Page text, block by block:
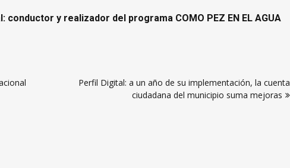
y realizador del programa COMO PEZ EN EL AGUA
Perfil Digital: a un año de su implementación, la cuenta
ciudadana del municipio suma mejoras